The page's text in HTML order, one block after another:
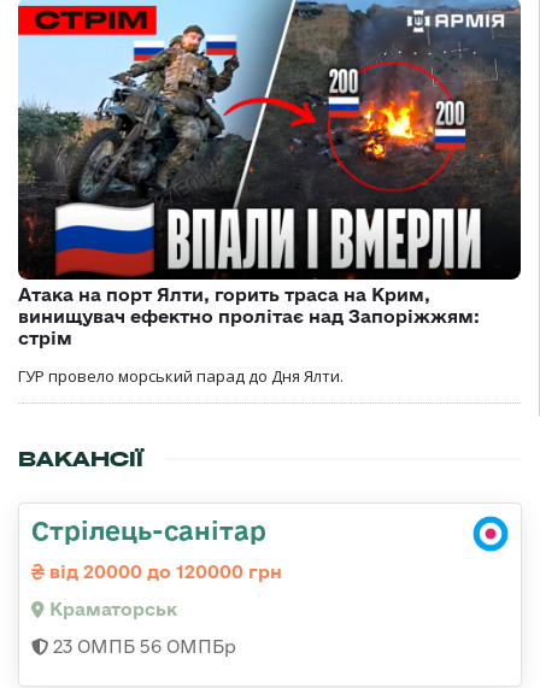
Атака на порт Ялти, горить траса на Крим,
винищувач ефектно пролітає над Запоріжжям:
стрім
ГУР провело морський парад до Дня Ялти.
ВАКАНСІЇ
Стрілець-санітар
від 20000 до 120000 грн
Краматорськ
23 ОМПБ 56 ОМПБр